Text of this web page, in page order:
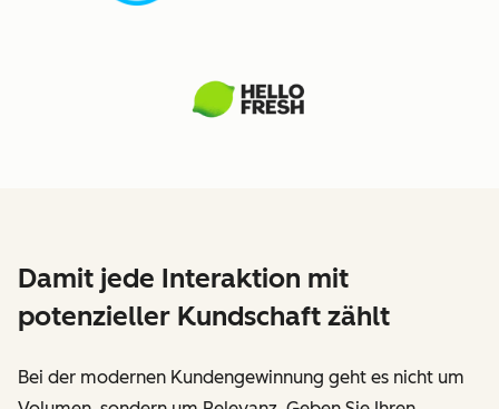
Damit jede Interaktion mit
potenzieller Kundschaft zählt
Bei der modernen Kundengewinnung geht es nicht um